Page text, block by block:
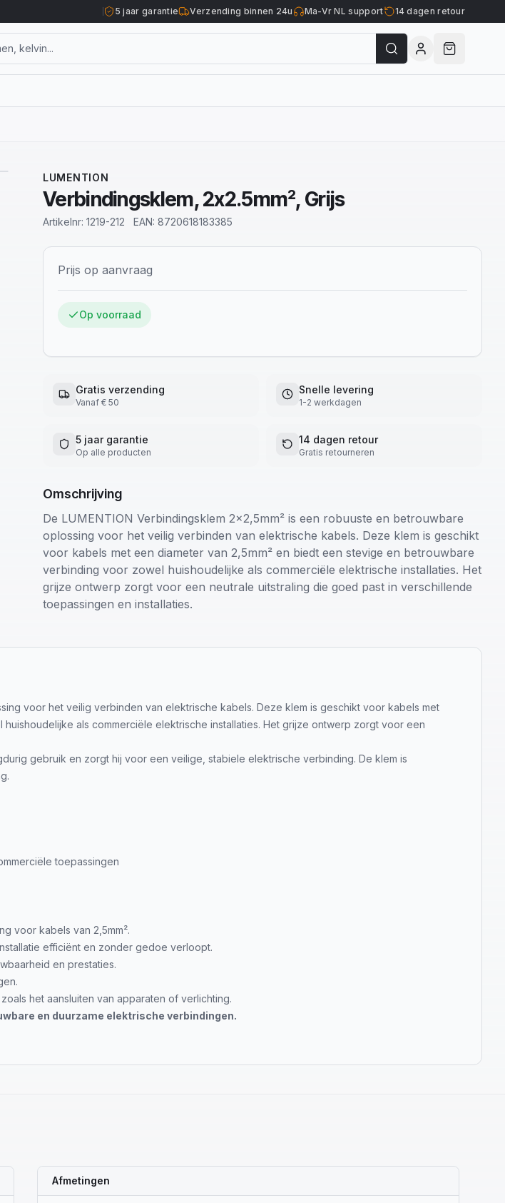
5 jaar garantie Verzending binnen 24u Ma-Vr NL support 14 dagen retour
LUMENTION
Verbindingsklem, 2x2.5mm², Grijs
Artikelnr: 1219-212 EAN: 8720618183385
Prijs op aanvraag
Op voorraad
Gratis verzending
Vanaf € 50
Snelle levering
1-2 werkdagen
5 jaar garantie
Op alle producten
14 dagen retour
Gratis retourneren
Omschrijving
De LUMENTION Verbindingsklem 2x2,5mm² is een robuuste en betrouwbare
oplossing voor het veilig verbinden van elektrische kabels. Deze klem is geschikt
voor kabels met een diameter van 2,5mm² en biedt een stevige en betrouwbare
verbinding voor zowel huishoudelijke als commerciële elektrische installaties. Het
grijze ontwerp zorgt voor een neutrale uitstraling die goed past in verschillende
toepassingen en installaties.
voor het veilig verbinden van elektrische kabels. Deze klem is geschikt voor kabels met
als commerciële elektrische installaties. Het grijze ontwerp zorgt voor een
gebruik en zorgt hij voor een veilige, stabiele elektrische verbinding. De klem is
toepassingen
voor kabels van 2,5mm².
efficiënt en zonder gedoe verloopt.
en prestaties.
het aansluiten van apparaten of verlichting.
en duurzame elektrische verbindingen.
Afmetingen